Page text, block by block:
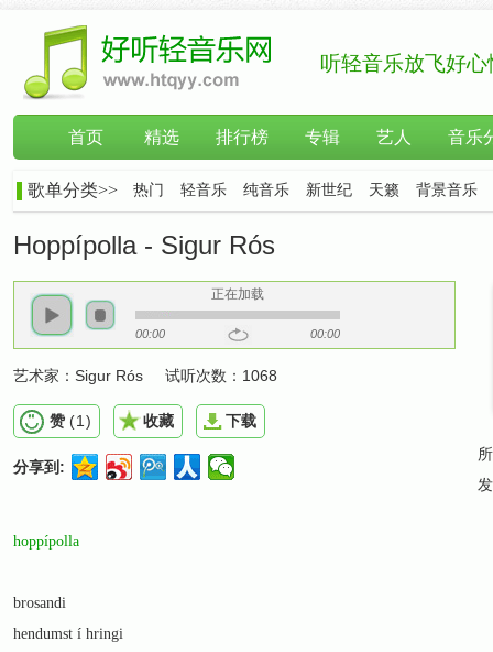
听轻音乐放飞好心
首页 精选 排行榜 专辑 艺人 音乐
歌单分类>> 热门 轻音乐 纯音乐 新世纪 天籁 背景音乐
Hoppípolla - Sigur Rós
正在加载
00:00 00:00
艺术家： Sigur Rós 试听次数： 1068
赞 (1 ) 收藏 下载
分享到:
hoppípolla
brosandi
hendumst í hringi